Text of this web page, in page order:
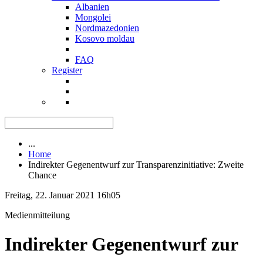
Albanien
Mongolei
Nordmazedonien
Kosovo moldau
FAQ
Register
...
Home
Indirekter Gegenentwurf zur Transparenzinitiative: Zweite
Chance
Freitag, 22. Januar 2021 16h05
Medienmitteilung
Indirekter Gegenentwurf zur